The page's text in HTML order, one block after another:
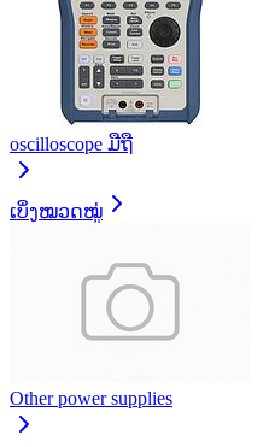
oscilloscope ມືຖື
ເບິ່ງໝວດໝູ່
Other power supplies